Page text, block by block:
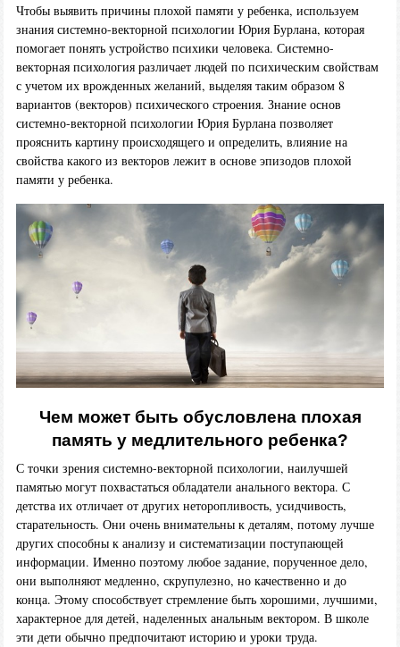
Чтобы выявить причины плохой памяти у ребенка, используем
знания системно-векторной психологии Юрия Бурлана, которая
помогает понять устройство психики человека. Системно-
векторная психология различает людей по психическим свойствам
с учетом их врожденных желаний, выделяя таким образом 8
вариантов (векторов) психического строения. Знание основ
системно-векторной психологии Юрия Бурлана позволяет
прояснить картину происходящего и определить, влияние на
свойства какого из векторов лежит в основе эпизодов плохой
памяти у ребенка.
Чем может быть обусловлена плохая
память у медлительного ребенка?
С точки зрения системно-векторной психологии, наилучшей
памятью могут похвастаться обладатели анального вектора. С
детства их отличает от других неторопливость, усидчивость,
старательность. Они очень внимательны к деталям, потому лучше
других способны к анализу и систематизации поступающей
информации. Именно поэтому любое задание, порученное дело,
они выполняют медленно, скрупулезно, но качественно и до
конца. Этому способствует стремление быть хорошими, лучшими,
характерное для детей, наделенных анальным вектором. В школе
эти дети обычно предпочитают историю и уроки труда.